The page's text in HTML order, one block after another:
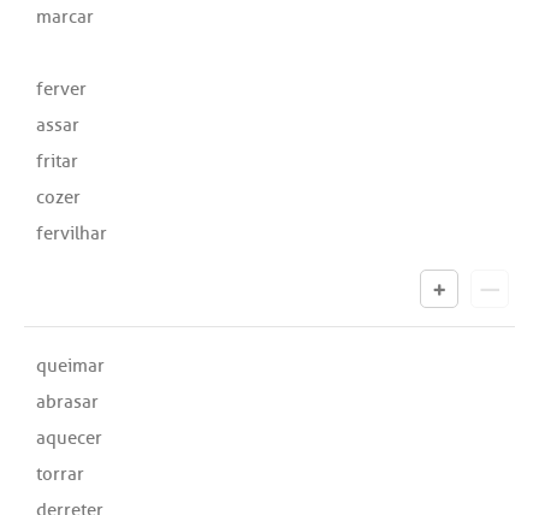
marcar
ferver
assar
fritar
cozer
fervilhar
queimar
abrasar
aquecer
torrar
derreter